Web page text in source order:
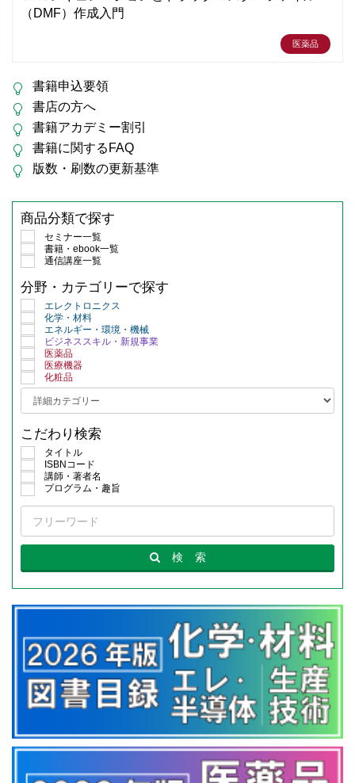
（DMF）作成入門
医薬品
書籍申込要領
書店の方へ
書籍アカデミー割引
書籍に関するFAQ
版数・刷数の更新基準
商品分類で探す
セミナー一覧
書籍・ebook一覧
通信講座一覧
分野・カテゴリーで探す
エレクトロニクス
化学・材料
エネルギー・環境・機械
ビジネススキル・新規事業
医薬品
医療機器
化粧品
こだわり検索
タイトル
ISBNコード
講師・著者名
プログラム・趣旨
検 索